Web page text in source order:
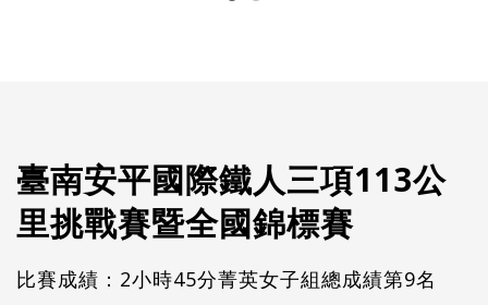
臺南安平國際鐵人三項113公
里挑戰賽暨全國錦標賽
比賽成績：2小時45分菁英女子組總成績第9名